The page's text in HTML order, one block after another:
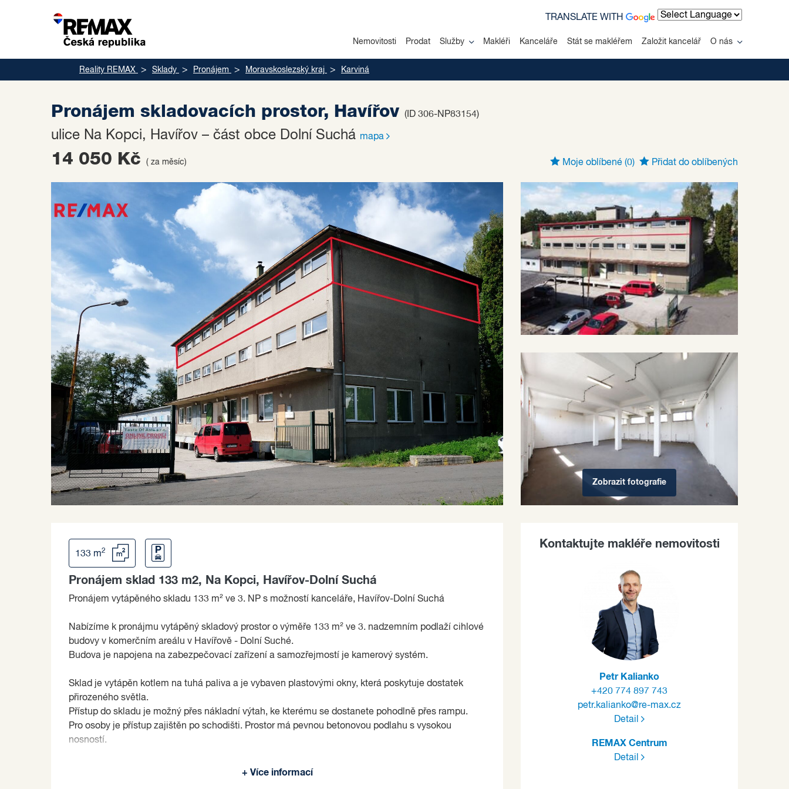
Nemovitosti Prodat Služby Makléři Kanceláře Stát se makléřem Založit kancelář O nás
TRANSLATE WITH
Reality REMAX Sklady Pronájem Moravskoslezský kraj Karviná
Pronájem skladovacích prostor, Havířov (ID 306-NP83154)
ulice Na Kopci, Havířov – část obce Dolní Suchá mapa
14 050 Kč ( za měsíc) Moje oblíbené (0) Přidat do oblíbených
Zobrazit fotografie
133 m2
Pronájem sklad 133 m2, Na Kopci, Havířov-Dolní Suchá
Pronájem vytápěného skladu 133 m² ve ​​3. NP s možností kanceláře, Havířov-Dolní Suchá
Nabízíme k pronájmu vytápěný skladový prostor o výměře 133 m² ve ​​3. nadzemním podlaží cihlové
budovy v komerčním areálu v Havířově - Dolní Suché.
Budova je napojena na zabezpečovací zařízení a samozřejmostí je kamerový systém.
Sklad je vytápěn kotlem na tuhá paliva a je vybaven plastovými okny, která poskytuje dostatek
přirozeného světla.
Přístup do skladu je možný přes nákladní výtah, ke kterému se dostanete pohodlně přes rampu.
Pro osoby je přístup zajištěn po schodišti. Prostor má pevnou betonovou podlahu s vysokou
nosností.
Neváhejte nás kontaktovat pro bližší informace nebo domluvení prohlídky.
+ Více informací
Kontaktujte makléře nemovitosti
Petr Kalianko
+420 774 897 743
petr.kalianko@re-max.cz
Detail
REMAX Centrum
Detail